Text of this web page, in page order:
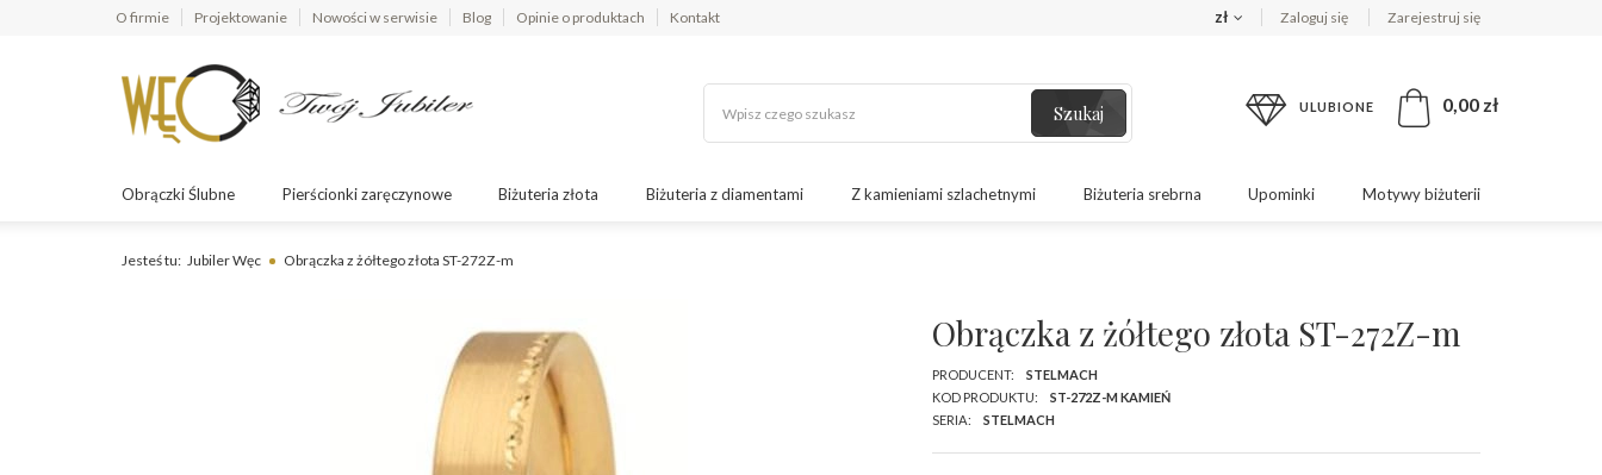
O firmie Projektowanie Nowości w serwisie Blog Opinie o produktach Kontakt zł Zaloguj się Zarejestruj się
Szukaj ULUBIONE 0,00 zł
Obrączki Ślubne Pierścionki zaręczynowe Biżuteria złota Biżuteria z diamentami Z kamieniami szlachetnymi Biżuteria srebrna Upominki Motywy biżuterii
Jesteś tu: Jubiler Węc Obrączka z żółtego złota ST-272Z-m
Obrączka z żółtego złota ST-272Z-m
PRODUCENT:
STELMACH
KOD PRODUKTU:
ST-272Z-M KAMIEŃ
SERIA:
STELMACH